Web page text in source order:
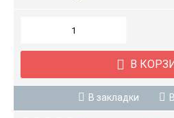
В
В закладки